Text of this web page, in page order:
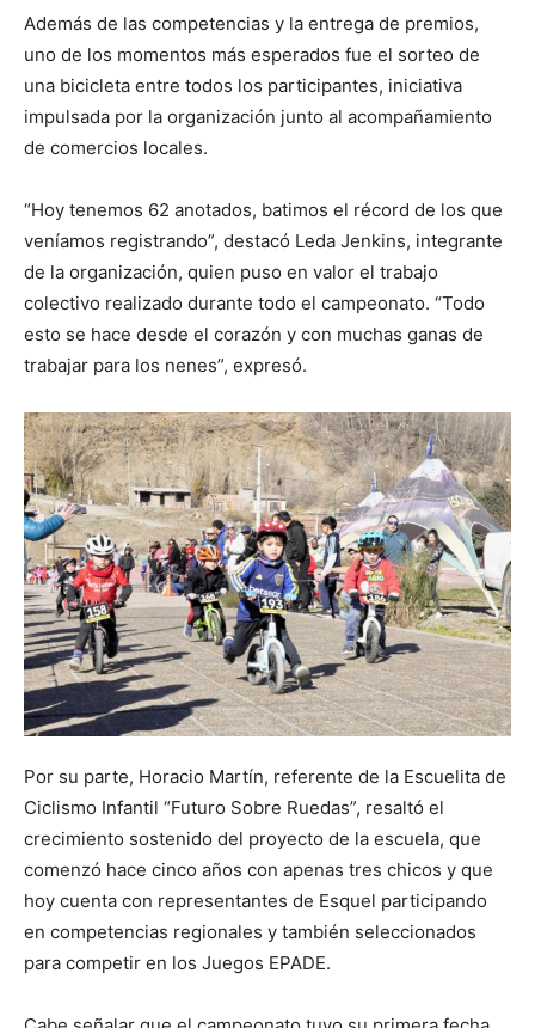
Además de las competencias y la entrega de premios,
uno de los momentos más esperados fue el sorteo de
una bicicleta entre todos los participantes, iniciativa
impulsada por la organización junto al acompañamiento
de comercios locales.
“Hoy tenemos 62 anotados, batimos el récord de los que
veníamos registrando”, destacó Leda Jenkins, integrante
de la organización, quien puso en valor el trabajo
colectivo realizado durante todo el campeonato. “Todo
esto se hace desde el corazón y con muchas ganas de
trabajar para los nenes”, expresó.
Por su parte, Horacio Martín, referente de la Escuelita de
Ciclismo Infantil “Futuro Sobre Ruedas”, resaltó el
crecimiento sostenido del proyecto de la escuela, que
comenzó hace cinco años con apenas tres chicos y que
hoy cuenta con representantes de Esquel participando
en competencias regionales y también seleccionados
para competir en los Juegos EPADE.